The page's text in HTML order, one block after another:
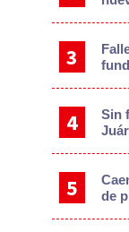
Sin
de